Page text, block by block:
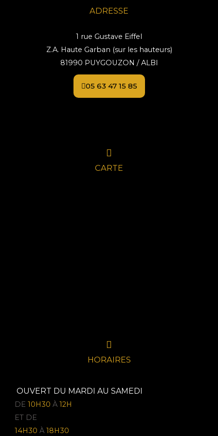
ADRESSE
1 rue Gustave Eiffel
Z.A. Haute Garban (sur les hauteurs)
81990 PUYGOUZON / ALBI
05 63 47 15 85
CARTE
HORAIRES
OUVERT DU MARDI AU SAMEDI
DE 10H30 À 12H
ET DE
14H30 À 18H30